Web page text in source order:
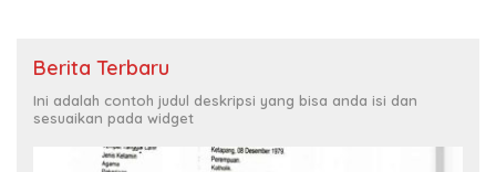
Berita Terbaru
Ini adalah contoh judul deskripsi yang bisa anda isi dan
sesuaikan pada widget